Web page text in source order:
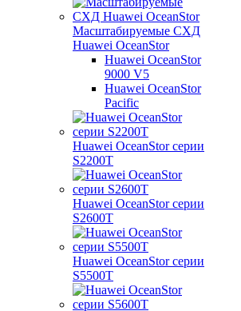
Масштабируемые СХД
Huawei OceanStor
Huawei OceanStor
9000 V5
Huawei OceanStor
Pacific
Huawei OceanStor серии
S2200T
Huawei OceanStor серии
S2600T
Huawei OceanStor серии
S5500T